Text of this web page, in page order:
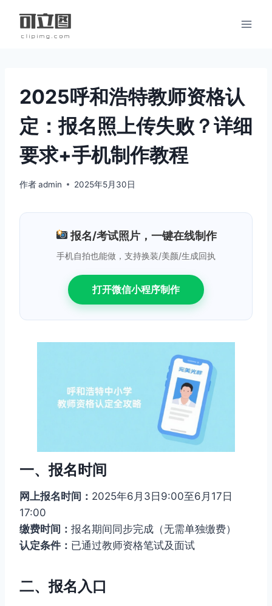
2025呼和浩特教师资格认
定：报名照上传失败？详细
要求+手机制作教程
作者admin 2025年5月30日
报名/考试照片，一键在线制作
手机自拍也能做，支持换装/美颜/生成回执
打开微信小程序制作
一、报名时间
网上报名时间： 2025年6月3日9:00至6月17日
17:00
缴费时间： 报名期间同步完成（无需单独缴费）
认定条件： 已通过教师资格笔试及面试
二、报名入口